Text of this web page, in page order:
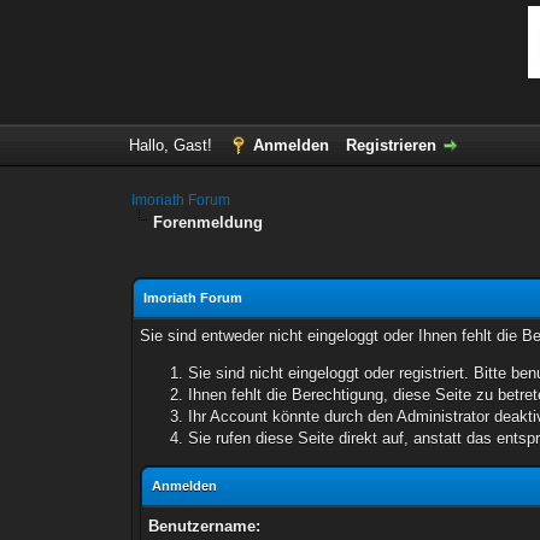
Hallo, Gast! Anmelden Registrieren
Imoriath Forum
Forenmeldung
Imoriath Forum
Sie sind entweder nicht eingeloggt oder Ihnen fehlt die
Sie sind nicht eingeloggt oder registriert. Bitte
Ihnen fehlt die Berechtigung, diese Seite zu
Ihr Account könnte durch den Administrator
Sie rufen diese Seite direkt auf, anstatt das
Anmelden
Benutzername: